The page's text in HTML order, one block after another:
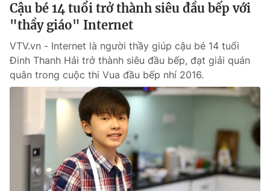
Góc doanh nghiệp
Truyền hình
Phim VTV
Hậu trường
Nhân vật
Giải sao mai
Giải trí
Điện ảnh
Đời sống
Làm đẹp
Chất lượng cuộc sống
Tuyển sinh
Học trực tuyến
Công nghệ
Hitech Công nghệ tương lai
Giao lưu trực tuyến
Cậu bé 14 tuổi trở thành siêu đầu bếp với
"thầy giáo" Internet
VTV.vn - Internet là người thầy giúp cậu bé 14 tuổi
Đinh Thanh Hải trở thành siêu đầu bếp, đạt giải quán
quân trong cuộc thi Vua đầu bếp nhí 2016.